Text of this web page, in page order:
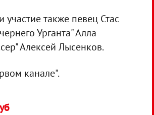
также певец Стас
Урганта" Алла
Алексей Лысенков.
канале".